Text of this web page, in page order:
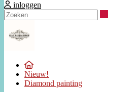
inloggen
Nieuw!
Diamond painting